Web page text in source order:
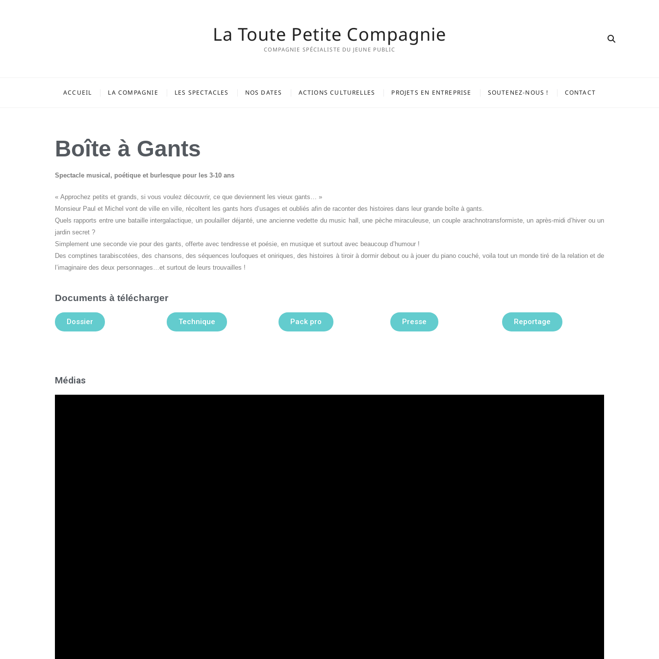
La Toute Petite Compagnie
COMPAGNIE SPÉCIALISTE DU JEUNE PUBLIC
ACCUEIL LA COMPAGNIE LES SPECTACLES NOS DATES ACTIONS CULTURELLES PROJETS EN ENTREPRISE SOUTENEZ-NOUS ! CONTACT
Boîte à Gants
Spectacle musical, poétique et burlesque pour les 3-10 ans
« Approchez petits et grands, si vous voulez découvrir, ce que deviennent les vieux gants… »
Monsieur Paul et Michel vont de ville en ville, récoltent les gants hors d’usages et oubliés afin de raconter des histoires dans leur grande boîte à gants.
Quels rapports entre une bataille intergalactique, un poulailler déjanté, une ancienne vedette du music hall, une pèche miraculeuse, un couple arachnotransformiste, un après-midi d’hiver ou un
jardin secret ?
Simplement une seconde vie pour des gants, offerte avec tendresse et poésie, en musique et surtout avec beaucoup d’humour !
Des comptines tarabiscotées, des chansons, des séquences loufoques et oniriques, des histoires à tiroir à dormir debout ou à jouer du piano couché, voila tout un monde tiré de la relation et de
l’imaginaire des deux personnages…et surtout de leurs trouvailles !
Documents à télécharger
Dossier Technique Pack pro Presse Reportage
Médias